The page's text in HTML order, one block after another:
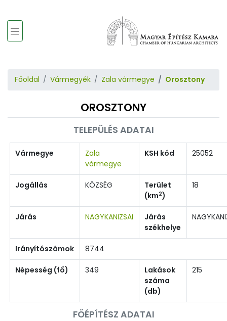
Főoldal Vármegyék Zala vármegye Orosztony
OROSZTONY
TELEPÜLÉS ADATAI
Vármegye
Zala
vármegye
KSH kód 25052
Jogállás KÖZSÉG
Terület
(km2)
18
Járás NAGYKANIZSAI
Járás
székhelye
Irányítószámok 8744
Népesség (fő) 349
Lakások
száma
(db)
215
FŐÉPÍTÉSZ ADATAI